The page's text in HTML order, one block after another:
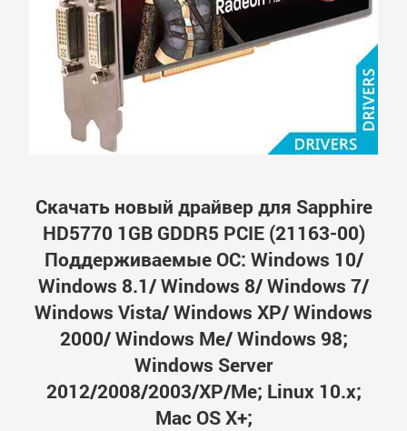
Скачать новый драйвер для Sapphire
HD5770 1GB GDDR5 PCIE (21163-00)
Поддерживаемые ОС: Windows 10/
Windows 8.1/ Windows 8/ Windows 7/
Windows Vista/ Windows XP/ Windows
2000/ Windows Me/ Windows 98;
Windows Server
2012/2008/2003/XP/Me; Linux 10.x;
Mac OS X+;